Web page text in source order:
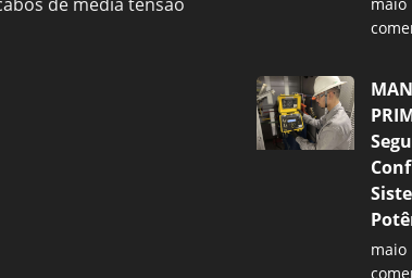
maio
maio